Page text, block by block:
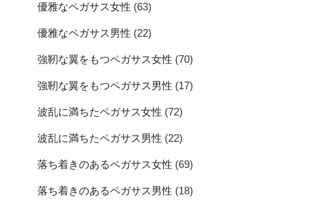
優雅なペガサス女性 (63)
優雅なペガサス男性 (22)
強靭な翼をもつペガサス女性 (70)
強靭な翼をもつペガサス男性 (17)
波乱に満ちたペガサス女性 (72)
波乱に満ちたペガサス男性 (22)
落ち着きのあるペガサス女性 (69)
落ち着きのあるペガサス男性 (18)